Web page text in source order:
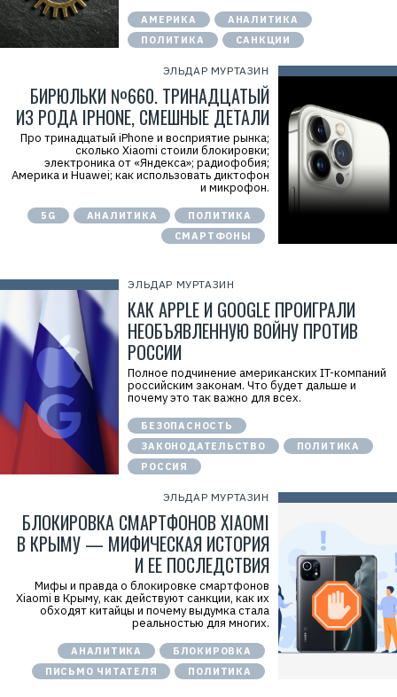
АМЕРИКА
АНАЛИТИКА
ПОЛИТИКА
САНКЦИИ
ЭЛЬДАР МУРТАЗИН
БИРЮЛЬКИ №660. ТРИНАДЦАТЫЙ
ИЗ РОДА IPHONE, СМЕШНЫЕ ДЕТАЛИ
Про тринадцатый iPhone и восприятие рынка;
сколько Xiaomi стоили блокировки;
электроника от «Яндекса»; радиофобия;
Америка и Huawei; как использовать диктофон
и микрофон.
5G АНАЛИТИКА
ПОЛИТИКА
СМАРТФОНЫ
ЭЛЬДАР МУРТАЗИН
КАК APPLE И GOOGLE ПРОИГРАЛИ
НЕОБЪЯВЛЕННУЮ ВОЙНУ ПРОТИВ
РОССИИ
Полное подчинение американских IT-компаний
российским законам. Что будет дальше и
почему это так важно для всех.
БЕЗОПАСНОСТЬ
ЗАКОНОДАТЕЛЬСТВО
ПОЛИТИКА
РОССИЯ
ЭЛЬДАР МУРТАЗИН
БЛОКИРОВКА СМАРТФОНОВ XIAOMI
В КРЫМУ — МИФИЧЕСКАЯ ИСТОРИЯ
И ЕЕ ПОСЛЕДСТВИЯ
Мифы и правда о блокировке смартфонов
Xiaomi в Крыму, как действуют санкции, как их
обходят китайцы и почему выдумка стала
реальностью для многих.
АНАЛИТИКА
БЛОКИРОВКА
ПИСЬМО ЧИТАТЕЛЯ
ПОЛИТИКА